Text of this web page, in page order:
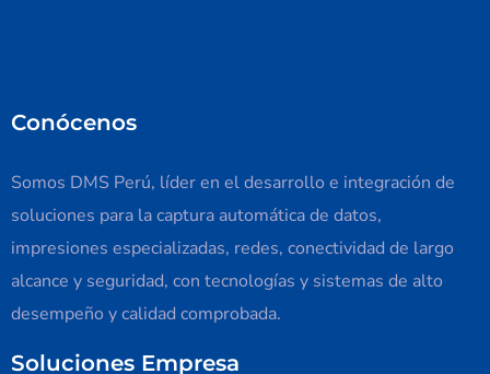
Conócenos
Somos DMS Perú, líder en el desarrollo e integración de
soluciones para la captura automática de datos,
impresiones especializadas, redes, conectividad de largo
alcance y seguridad, con tecnologías y sistemas de alto
desempeño y calidad comprobada.
Soluciones Empresa